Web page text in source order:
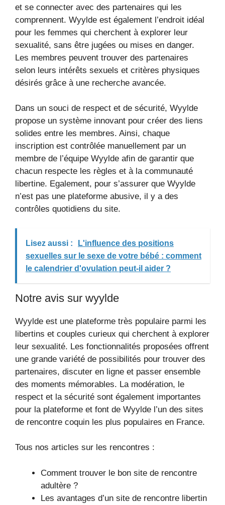
et se connecter avec des partenaires qui les
comprennent. Wyylde est également l’endroit idéal
pour les femmes qui cherchent à explorer leur
sexualité, sans être jugées ou mises en danger.
Les membres peuvent trouver des partenaires
selon leurs intérêts sexuels et critères physiques
désirés grâce à une recherche avancée.
Dans un souci de respect et de sécurité, Wyylde
propose un système innovant pour créer des liens
solides entre les membres. Ainsi, chaque
inscription est contrôlée manuellement par un
membre de l’équipe Wyylde afin de garantir que
chacun respecte les règles et à la communauté
libertine. Egalement, pour s’assurer que Wyylde
n’est pas une plateforme abusive, il y a des
contrôles quotidiens du site.
Lisez aussi :
L'influence des positions
sexuelles sur le sexe de votre bébé : comment
le calendrier d'ovulation peut-il aider ?
Notre avis sur wyylde
Wyylde est une plateforme très populaire parmi les
libertins et couples curieux qui cherchent à explorer
leur sexualité. Les fonctionnalités proposées offrent
une grande variété de possibilités pour trouver des
partenaires, discuter en ligne et passer ensemble
des moments mémorables. La modération, le
respect et la sécurité sont également importantes
pour la plateforme et font de Wyylde l’un des sites
de rencontre coquin les plus populaires en France.
Tous nos articles sur les rencontres :
Comment trouver le bon site de rencontre
adultère ?
Les avantages d’un site de rencontre libertin